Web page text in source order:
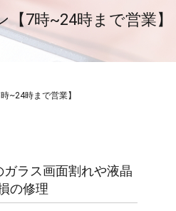
7時~24時まで営業】
~24時まで営業】
ガラス画面割れや液晶
の修理